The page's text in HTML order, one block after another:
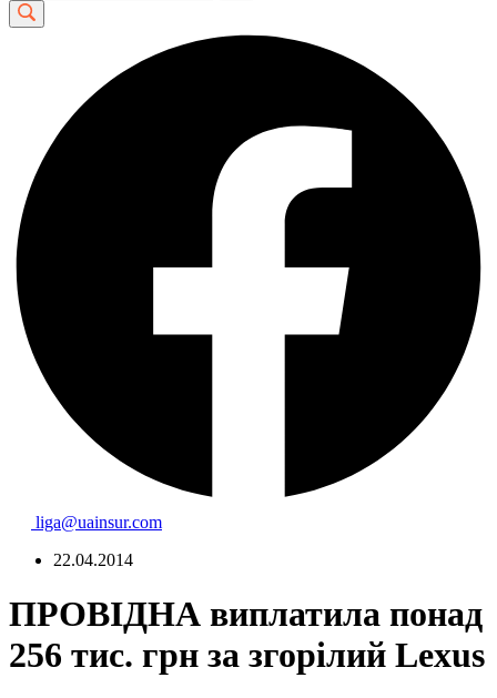
liga@uainsur.com
22.04.2014
ПРОВІДНА виплатила понад
256 тис. грн за згорілий Lexus